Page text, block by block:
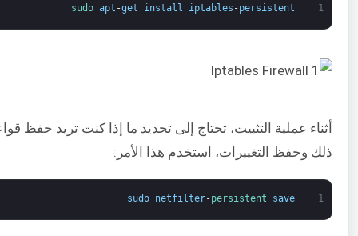
1
sudo apt -get install iptables -persistent
أثناء عملية التثبيت، تحتاج إلى تحديد ما إذا كنت تريد حفظ
ذلك وحفظ التغييرات، استخدم هذا الأمر:
1
sudo netfilter-persistent save